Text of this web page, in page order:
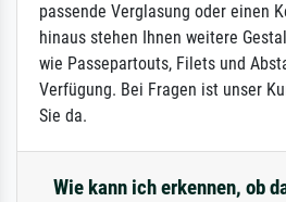
passende Verglasung oder einen
hinaus stehen Ihnen weitere
wie Passepartouts, Filets und
Verfügung. Bei Fragen ist unser
Sie da.
Wie kann ich erkennen, ob